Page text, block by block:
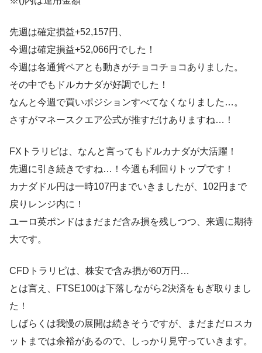
先週は確定損益+52,157円、
今週は確定損益+52,066円でした！
今週は各通貨ペアとも動きがチョコチョコありました。
その中でもドルカナダが好調でした！
なんと今週で買いポジションすべてなくなりました…。
さすがマネースクエア公式が推すだけありますね…！
FXトラリピは、なんと言ってもドルカナダが大活躍！
先週に引き続きですね…！今週も利回りトップです！
カナダドル円は一時107円までいきましたが、102円まで
戻りレンジ内に！
ユーロ英ポンドはまだまだ含み損を残しつつ、来週に期待
大です。
CFDトラリピは、株安で含み損が60万円…
とは言え、FTSE100は下落しながら2決済をもぎ取りまし
た！
しばらくは我慢の展開は続きそうですが、まだまだロスカ
ットまでは余裕があるので、しっかり見守っていきます。